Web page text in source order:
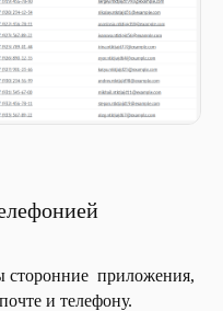
сторонние приложения,
и телефону.